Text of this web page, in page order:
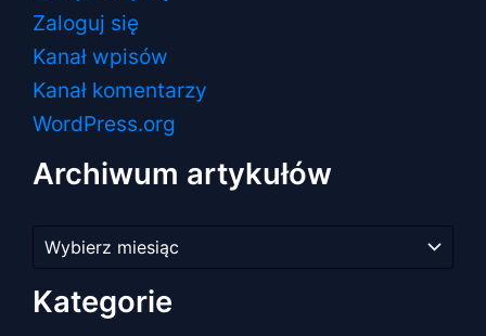
Zaloguj się
Kanał wpisów
Kanał komentarzy
WordPress.org
Archiwum artykułów
artykułów
Kategorie